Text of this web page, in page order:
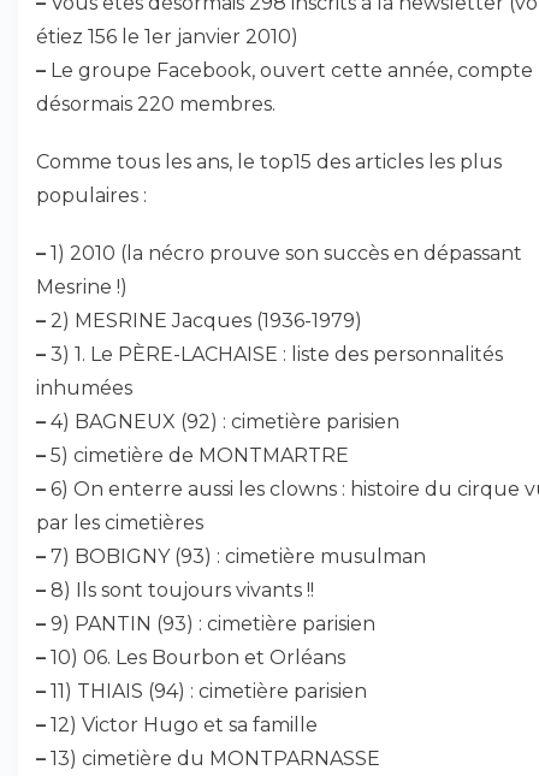
étiez 156 le 1er janvier 2010)
– Le groupe Facebook, ouvert cette année, compte
désormais 220 membres.
Comme tous les ans, le top15 des articles les plus
populaires :
– 1) 2010 (la nécro prouve son succès en dépassant
Mesrine !)
– 2) MESRINE Jacques (1936-1979)
– 3) 1. Le PÈRE-LACHAISE : liste des personnalités
inhumées
– 4) BAGNEUX (92) : cimetière parisien
– 5) cimetière de MONTMARTRE
– 6) On enterre aussi les clowns : histoire du cirque
par les cimetières
– 7) BOBIGNY (93) : cimetière musulman
– 8) Ils sont toujours vivants !!
– 9) PANTIN (93) : cimetière parisien
– 10) 06. Les Bourbon et Orléans
– 11) THIAIS (94) : cimetière parisien
– 12) Victor Hugo et sa famille
– 13) cimetière du MONTPARNASSE